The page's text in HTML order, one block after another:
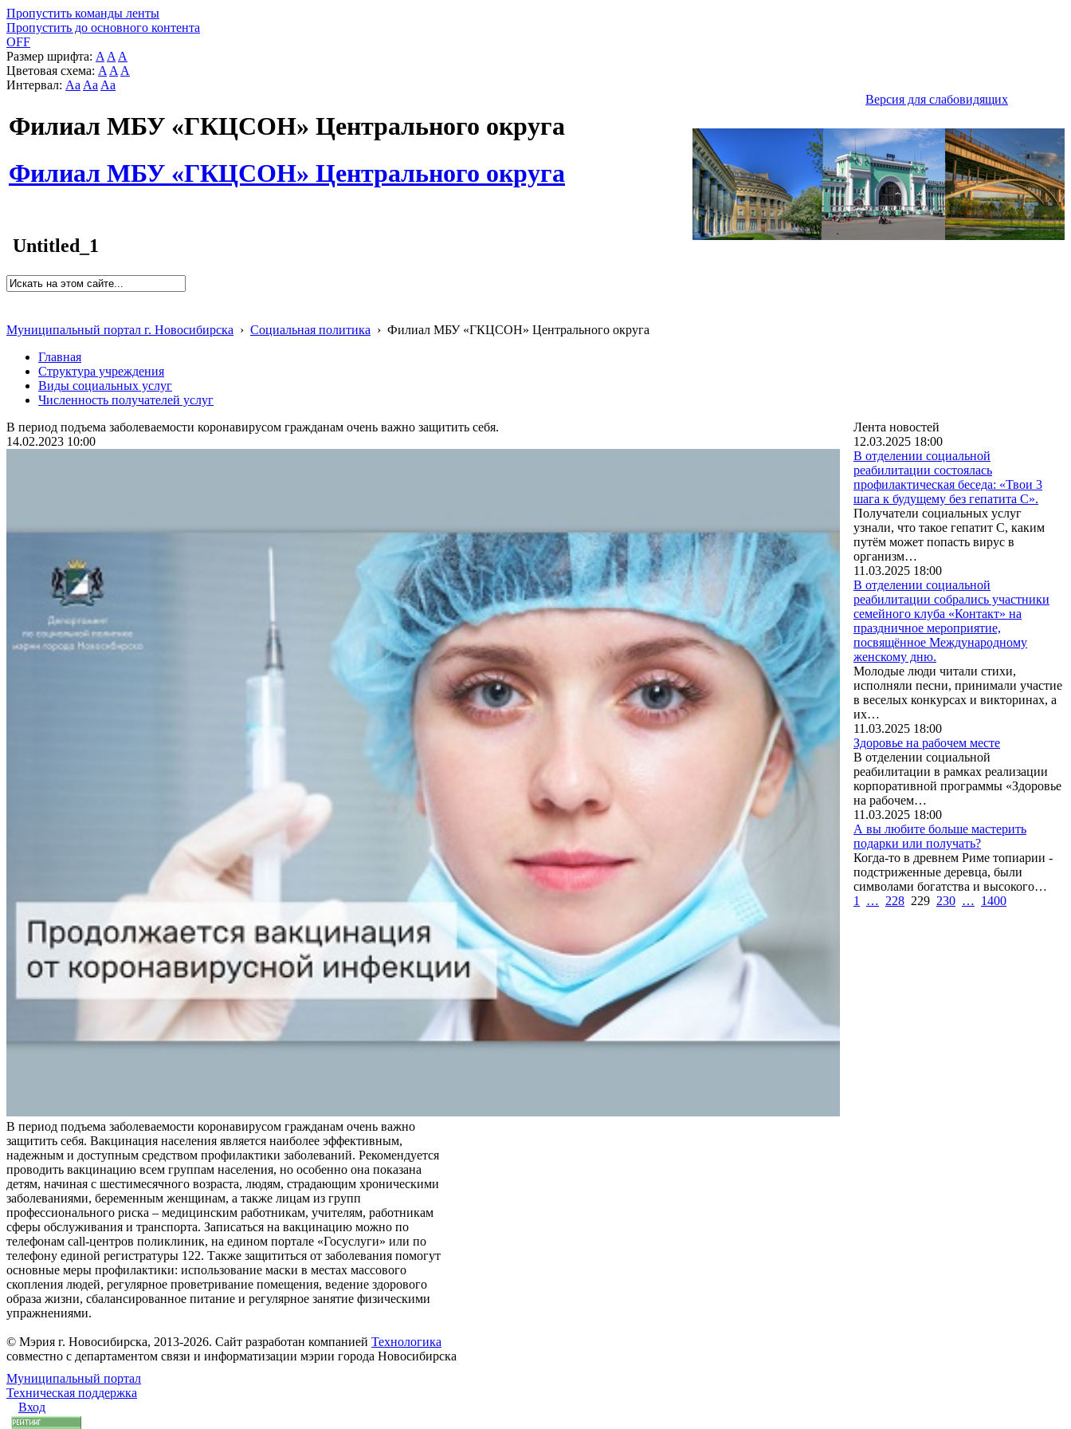
Пропустить команды ленты
Пропустить до основного контента
OFF
Размер шрифта: A A A
Цветовая схема: A A A
Интервал: Aa Aa Aa
Версия для слабовидящих
Филиал МБУ «ГКЦСОН» Центрального округа
Филиал МБУ «ГКЦСОН» Центрального округа
Untitled_1
Муниципальный портал г. Новосибирска › Социальная политика › Филиал МБУ «ГКЦСОН» Центрального округа
Главная
Структура учреждения
Виды социальных услуг
Численность получателей услуг
В период подъема заболеваемости коронавирусом гражданам очень важно защитить себя.
14.02.2023 10:00
В период подъема заболеваемости коронавирусом гражданам очень важно
защитить себя. Вакцинация населения является наиболее эффективным,
надежным и доступным средством профилактики заболеваний. Рекомендуется
проводить вакцинацию всем группам населения, но особенно она показана
детям, начиная с шестимесячного возраста, людям, страдающим хроническими
заболеваниями, беременным женщинам, а также лицам из групп
профессионального риска – медицинским работникам, учителям, работникам
сферы обслуживания и транспорта. Записаться на вакцинацию можно по
телефонам call-центров поликлиник, на едином портале «Госуслуги» или по
телефону единой регистратуры 122. Также защититься от заболевания помогут
основные меры профилактики: использование маски в местах массового
скопления людей, регулярное проветривание помещения, ведение здорового
образа жизни, сбалансированное питание и регулярное занятие физическими
упражнениями.
Лента новостей
12.03.2025 18:00
В отделении социальной
реабилитации состоялась
профилактическая беседа: «Твои 3
шага к будущему без гепатита С».
Получатели социальных услуг
узнали, что такое гепатит С, каким
путём может попасть вирус в
организм…
11.03.2025 18:00
В отделении социальной
реабилитации собрались участники
семейного клуба «Контакт» на
праздничное мероприятие,
посвящённое Международному
женскому дню.
Молодые люди читали стихи,
исполняли песни, принимали участие
в веселых конкурсах и викторинах, а
их…
11.03.2025 18:00
Здоровье на рабочем месте
В отделении социальной
реабилитации в рамках реализации
корпоративной программы «Здоровье
на рабочем…
11.03.2025 18:00
А вы любите больше мастерить
подарки или получать?
Когда-то в древнем Риме топиарии -
подстриженные деревца, были
символами богатства и высокого…
1
… 228 229 230 … 1400
© Мэрия г. Новосибирска, 2013-2026. Сайт разработан компанией Технологика
совместно с департаментом связи и информатизации мэрии города Новосибирска
Муниципальный портал
Техническая поддержка
Вход